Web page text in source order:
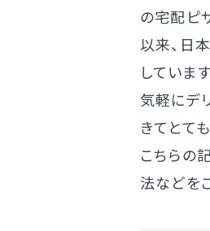
の宅配ピ
以来、日
しています
気軽にデ
きてとて
こちらの
法などを